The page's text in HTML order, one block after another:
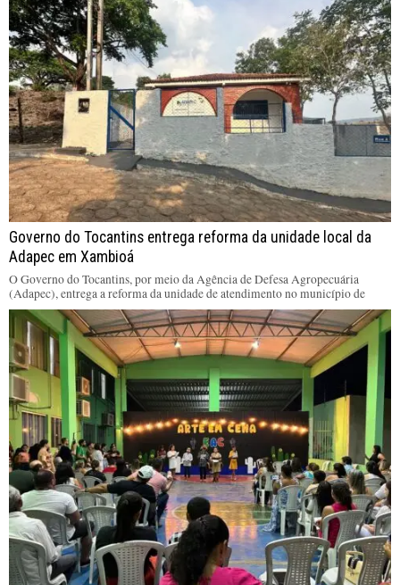
Governo do Tocantins entrega reforma da unidade local da
Adapec em Xambioá
O Governo do Tocantins, por meio da Agência de Defesa Agropecuária
(Adapec), entrega a reforma da unidade de atendimento no município de